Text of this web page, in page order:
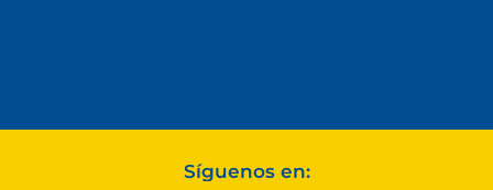
Síguenos en: